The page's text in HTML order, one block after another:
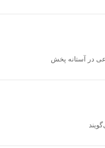
در آستانه پخش